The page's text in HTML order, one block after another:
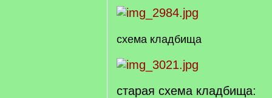
схема кладбища
старая схема кладбища: